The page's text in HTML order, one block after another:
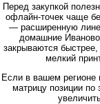
Перед закупкой
офлайн-точек чаще
— расширенную
домашние Иваново
закрываются быстрее,
мелкий
Если в вашем регионе
матрицу позиции по